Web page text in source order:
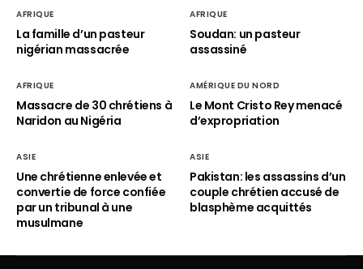
AFRIQUE
La famille d’un pasteur
nigérian massacrée
AFRIQUE
Soudan: un pasteur
assassiné
AFRIQUE
Massacre de 30 chrétiens à
Naridon au Nigéria
AMÉRIQUE DU NORD
Le Mont Cristo Rey menacé
d’expropriation
ASIE
Une chrétienne enlevée et
convertie de force confiée
par un tribunal à une
musulmane
ASIE
Pakistan: les assassins d’un
couple chrétien accusé de
blasphème acquittés